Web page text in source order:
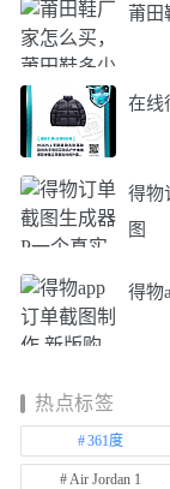
莆田
在线
得物
图
得物
热点标签
361度
Air Jordan 1